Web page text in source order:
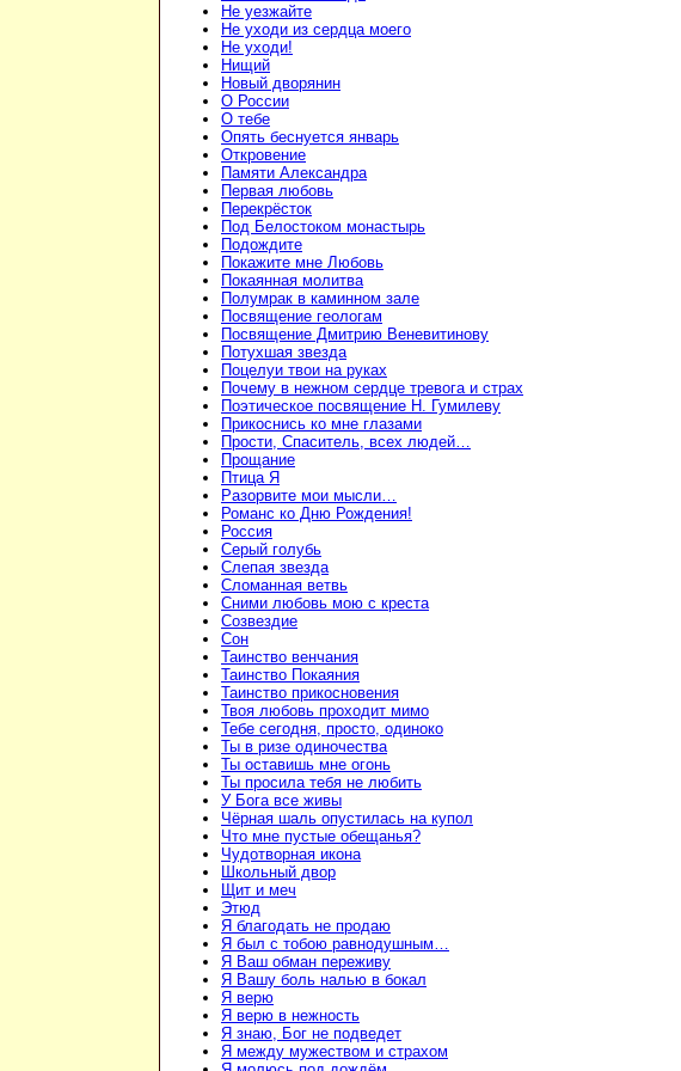
Не уезжайте
Не уходи из сердца моего
Не уходи!
Нищий
Новый дворянин
О России
О тебе
Опять беснуется январь
Откровение
Памяти Александра
Первая любовь
Перекрёсток
Под Белостоком монастырь
Подождите
Покажите мне Любовь
Покаянная молитва
Полумрак в каминном зале
Посвящение геологам
Посвящение Дмитрию Веневитинову
Потухшая звезда
Поцелуи твои на руках
Почему в нежном сердце тревога и страх
Поэтическое посвящение Н. Гумилеву
Прикоснись ко мне глазами
Прости, Спаситель, всех людей…
Прощание
Птица Я
Разорвите мои мысли…
Романс ко Дню Рождения!
Россия
Серый голубь
Слепая звезда
Сломанная ветвь
Сними любовь мою с креста
Созвездие
Сон
Таинство венчания
Таинство Покаяния
Таинство прикосновения
Твоя любовь проходит мимо
Тебе сегодня, просто, одиноко
Ты в ризе одиночества
Ты оставишь мне огонь
Ты просила тебя не любить
У Бога все живы
Чёрная шаль опустилась на купол
Что мне пустые обещанья?
Чудотворная икона
Школьный двор
Щит и меч
Этюд
Я благодать не продаю
Я был с тобою равнодушным…
Я Ваш обман переживу
Я Вашу боль налью в бокал
Я верю
Я верю в нежность
Я знаю, Бог не подведет
Я между мужеством и страхом